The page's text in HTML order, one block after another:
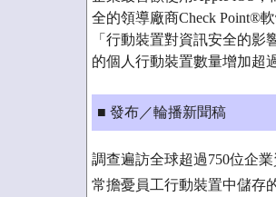
全的領導廠商Check Point®
「行動裝置對資訊安全的
的個人行動裝置數量增加超
■ 發布／輪播新聞稿
調查遍訪全球超過750位企
常擔憂員工行動裝置中儲存